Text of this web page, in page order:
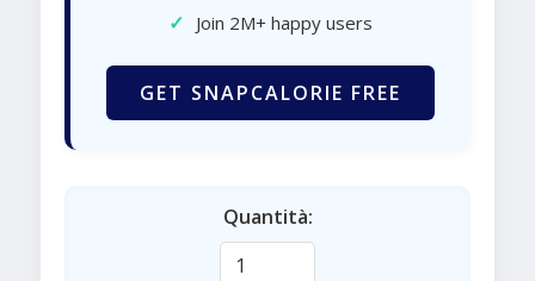
✓ Join 2M+ happy users
GET SNAPCALORIE FREE
Quantità: